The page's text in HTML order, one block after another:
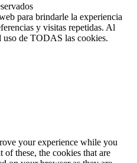
para brindarle la experiencia
y visitas repetidas. Al
de TODAS las cookies.
your experience while you
these, the cookies that are